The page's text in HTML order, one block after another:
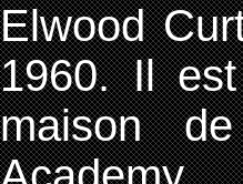
Elwood
1960. Il
maison